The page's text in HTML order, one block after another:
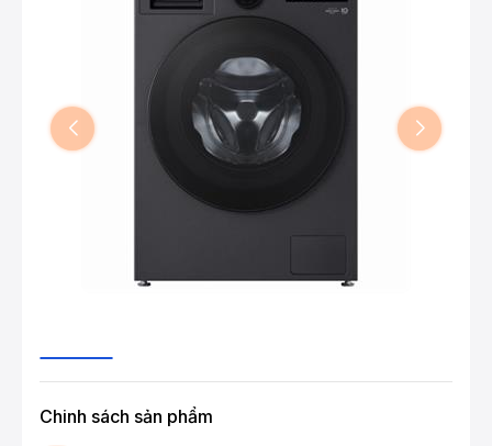
Chinh sách sản phẩm